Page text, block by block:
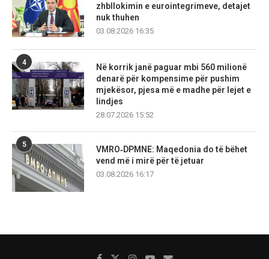
zhbllokimin e eurointegrimeve, detajet
nuk thuhen
03.08.2026 16:35
4
Në korrik janë paguar mbi 560 milionë
denarë për kompensime për pushim
mjekësor, pjesa më e madhe për lejet e
lindjes
28.07.2026 15:52
5
VMRO‑DPMNE: Maqedonia do të bëhet
vend më i mirë për të jetuar
03.08.2026 16:17